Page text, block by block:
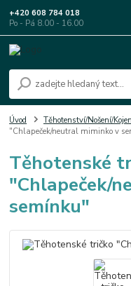
+420 608 784 018
Po - Pá 8.00 - 16.00
Úvod Těhotenství/Nošení/
"Chlapeček/neutral miminko v
Těhotenské
"Chlapeček/
semínku"